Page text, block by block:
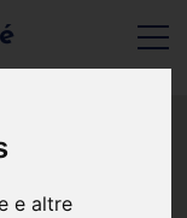
e altre